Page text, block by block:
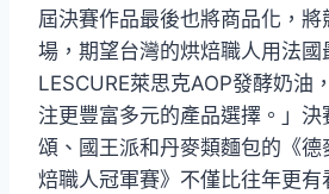
屆決賽作品最後也將商品化，
場，期望台灣的烘焙職人用法國
LESCURE萊思克AOP發酵奶油
注更豐富多元的產品選擇。」決
頌、國王派和丹麥類麵包的《
焙職人冠軍賽》不僅比往年更